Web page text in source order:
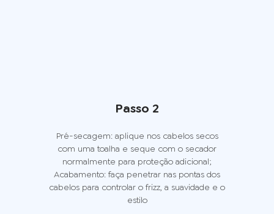
Passo 2
Pré-secagem: aplique nos cabelos secos
com uma toalha e seque com o secador
normalmente para proteção adicional;
Acabamento: faça penetrar nas pontas dos
cabelos para controlar o frizz, a suavidade e o
estilo